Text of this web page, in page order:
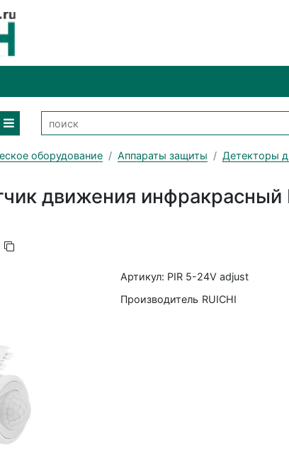
оборудование Аппараты защиты Детекторы
движения инфракрасный
Артикул: PIR 5-24V adjust
Производитель RUICHI